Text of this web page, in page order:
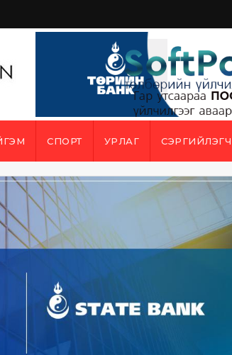
СПОРТ УРЛАГ СЭРГИЙЛЭГЧ